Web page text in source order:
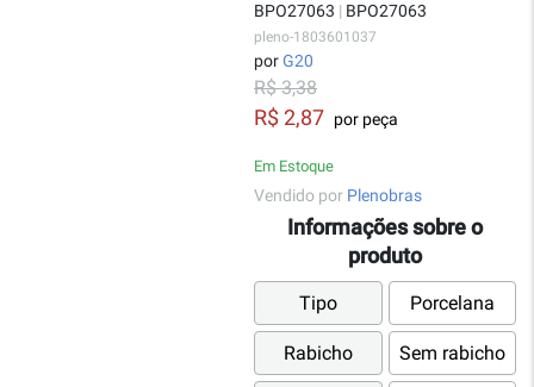
BPO27063 | BPO27063
pleno-1803601037
porG20
R$ 3,38
R$ 2,87 por peça
Em Estoque
Vendido por Plenobras
Informações sobre o
produto
Tipo Porcelana
Rabicho Sem rabicho